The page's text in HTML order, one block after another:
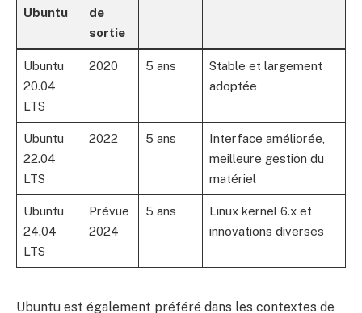
Ubuntu
de
sortie
Ubuntu
20.04
LTS
2020 5 ans
Stable et largement
adoptée
Ubuntu
22.04
LTS
2022 5 ans
Interface améliorée,
meilleure gestion du
matériel
Ubuntu
24.04
LTS
Prévue
2024
5 ans
Linux kernel 6.x et
innovations diverses
Ubuntu est également préféré dans les contextes de